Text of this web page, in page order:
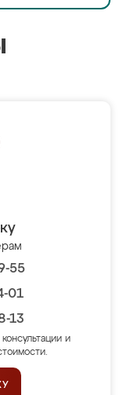
55
01
13
и